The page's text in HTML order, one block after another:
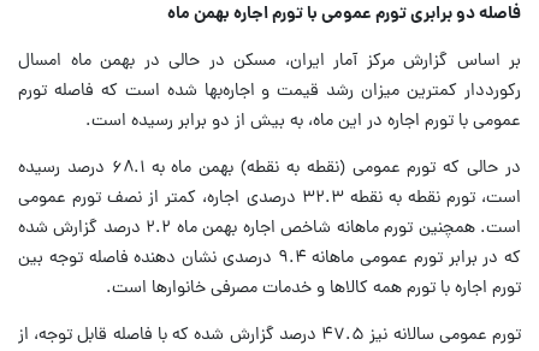
فاصله دو برابری تورم عمومی با تورم اجاره بهمن ماه
بر اساس گزارش مرکز آمار ایران، مسکن در حالی در بهمن ماه امسال
رکورددار کمترین میزان رشد قیمت و اجاره‌بها شده است که فاصله تورم
عمومی با تورم اجاره در این ماه، به بیش از دو برابر رسیده است.
در حالی که تورم عمومی (نقطه به نقطه) بهمن ماه به ۶۸.۱ درصد رسیده
است، تورم نقطه به نقطه ۳۲.۳ درصدی اجاره، کمتر از نصف تورم عمومی
است. همچنین تورم ماهانه شاخص اجاره بهمن ماه ۲.۲ درصد گزارش شده
که در برابر تورم عمومی ماهانه ۹.۴ درصدی نشان دهنده فاصله توجه بین
تورم اجاره با تورم همه کالاها و خدمات مصرفی خانوارها است.
تورم عمومی سالانه نیز ۴۷.۵ درصد گزارش شده که با فاصله قابل توجه، از